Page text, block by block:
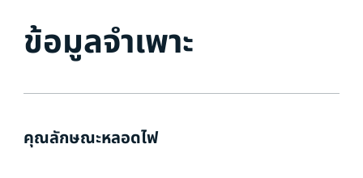
ข้อมูลจำเพาะ
คุณลักษณะหลอดไฟ